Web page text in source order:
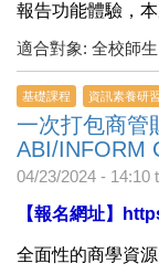
報告功能體驗，
適合對象: 全校師生
基礎課程 資訊素養研
一次打包商管
ABI/INFORM
04/23/2024 - 14:10
【報名網址】
全面性的商學資